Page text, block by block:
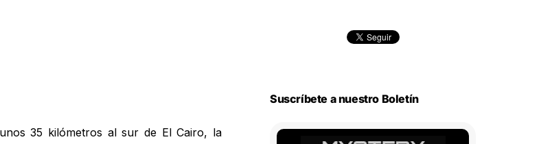
35 kilómetros al sur de El Cairo, la
Suscríbete a nuestro Boletín